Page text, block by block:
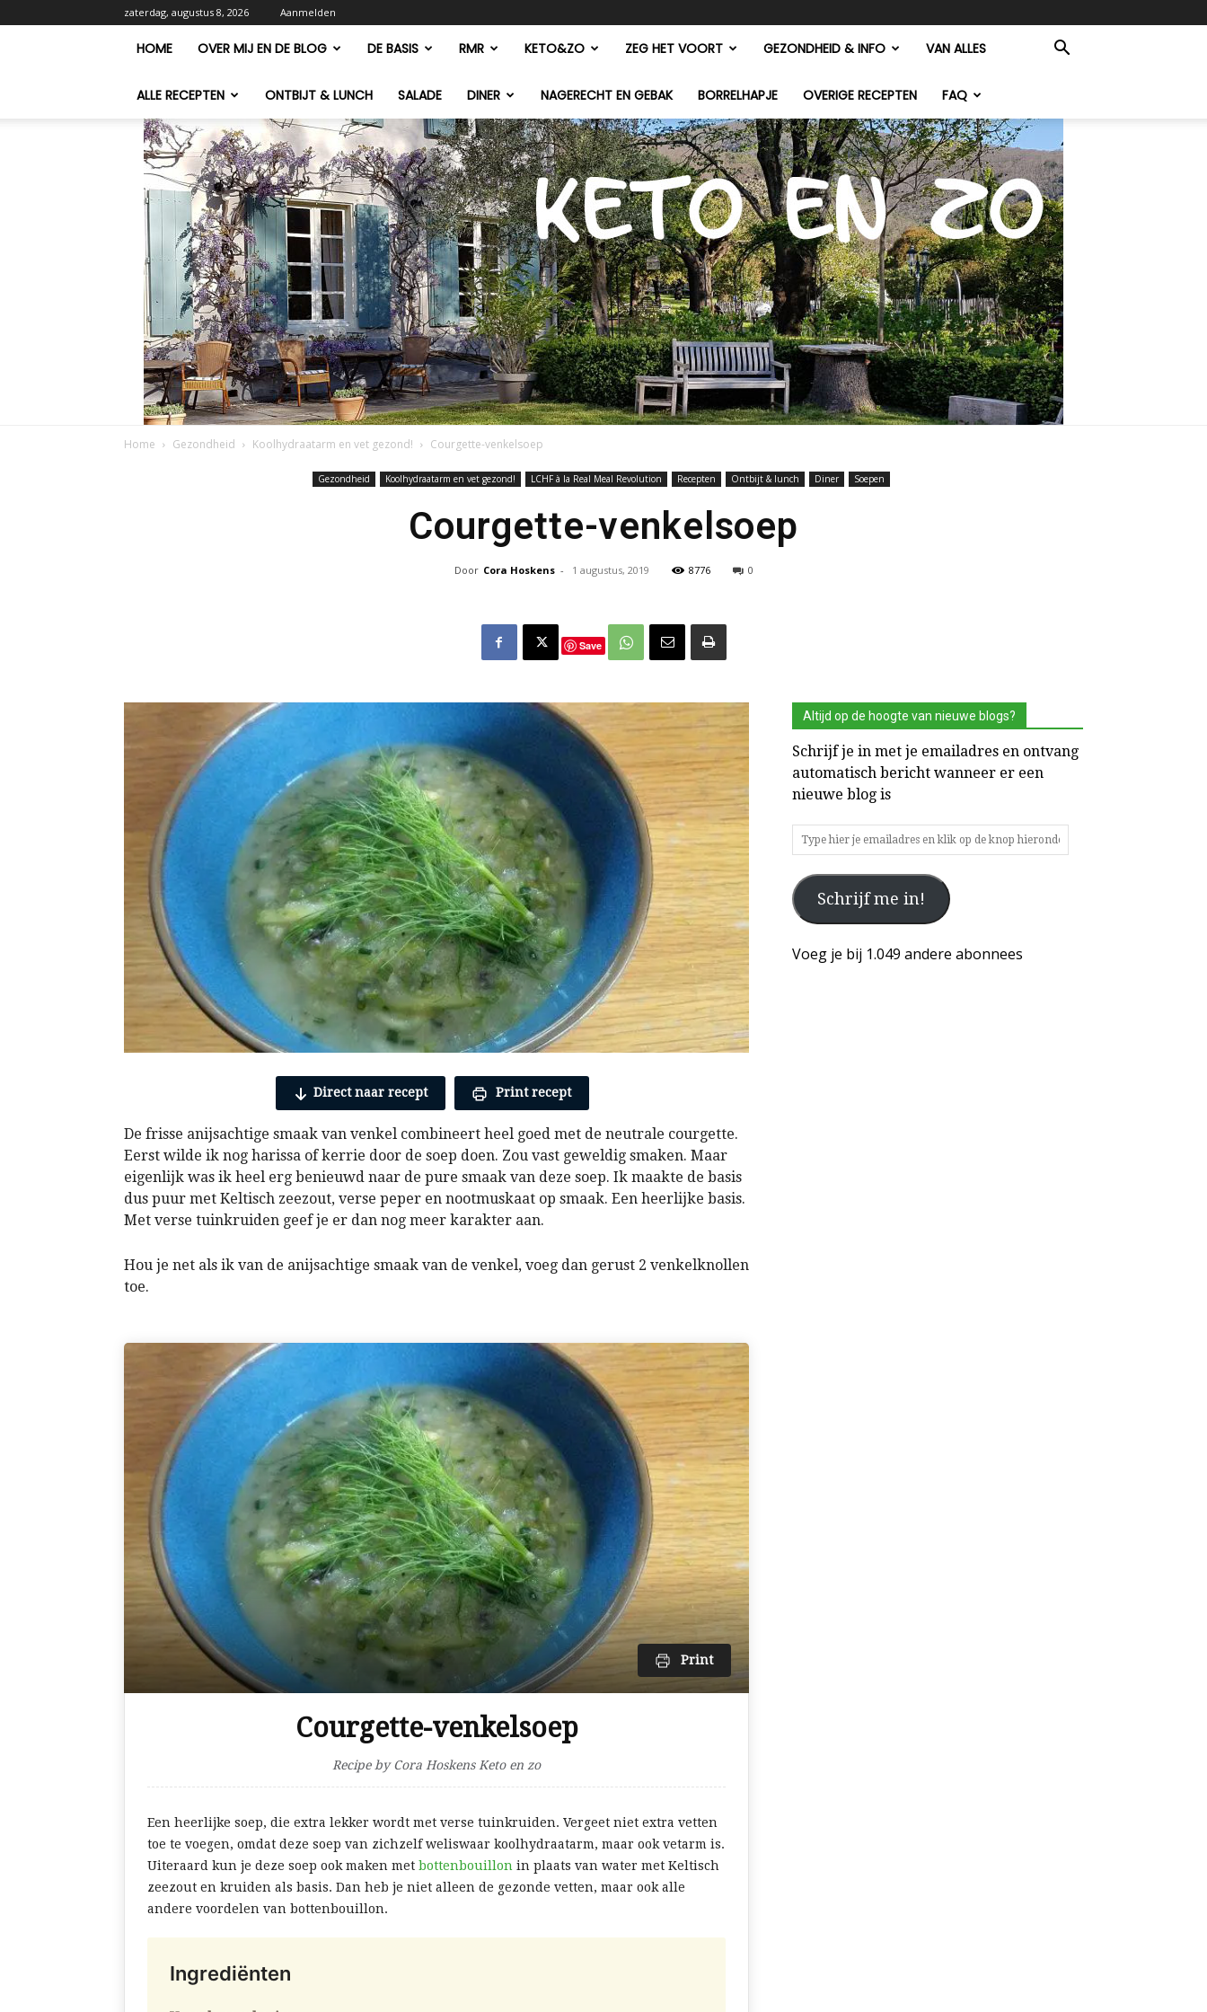
zaterdag, augustus 8, 2026 Aanmelden
HOME OVER MIJ EN DE BLOG DE BASIS RMR KETO&ZO ZEG HET VOORT GEZONDHEID & INFO VAN ALLES
ALLE RECEPTEN ONTBIJT & LUNCH SALADE DINER NAGERECHT EN GEBAK BORRELHAPJE OVERIGE RECEPTEN FAQ
en
zo
Home Gezondheid Koolhydraatarm en vet gezond! Courgette-venkelsoep
Gezondheid Koolhydraatarm en vet gezond! LCHF à la Real Meal Revolution Recepten Ontbijt & lunch Diner Soepen
Courgette-venkelsoep
Door Cora Hoskens - 1 augustus, 2019 8776 0
Save
Direct naar recept Print recept
De frisse anijsachtige smaak van venkel combineert heel goed met de neutrale courgette.
Eerst wilde ik nog harissa of kerrie door de soep doen. Zou vast geweldig smaken. Maar
eigenlijk was ik heel erg benieuwd naar de pure smaak van deze soep. Ik maakte de basis
dus puur met Keltisch zeezout, verse peper en nootmuskaat op smaak. Een heerlijke basis.
Met verse tuinkruiden geef je er dan nog meer karakter aan.
Hou je net als ik van de anijsachtige smaak van de venkel, voeg dan gerust 2 venkelknollen
toe.
Print
Courgette-venkelsoep
Recipe by Cora Hoskens Keto en zo
Een heerlijke soep, die extra lekker wordt met verse tuinkruiden. Vergeet niet extra vetten
toe te voegen, omdat deze soep van zichzelf weliswaar koolhydraatarm, maar ook vetarm is.
Uiteraard kun je deze soep ook maken met bottenbouillon in plaats van water met Keltisch
zeezout en kruiden als basis. Dan heb je niet alleen de gezonde vetten, maar ook alle
andere voordelen van bottenbouillon.
Ingrediënten
Altijd op de hoogte van nieuwe blogs?
Schrijf je in met je emailadres en ontvang
automatisch bericht wanneer er een
nieuwe blog is
Type
hier
je
emailadres
en
op
Schrijf me in!
Voeg je bij 1.049 andere abonnees